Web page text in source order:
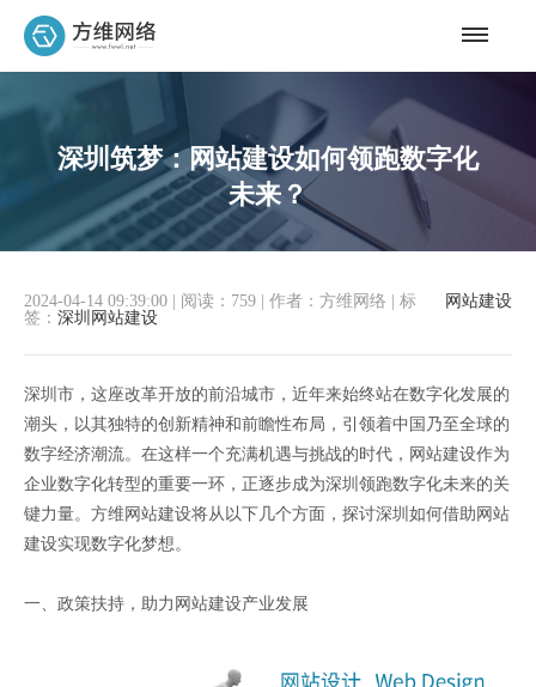
深圳筑梦：网站建设如何领跑数字化
未来？
网站建设
2024-04-14 09:39:00 阅读：759 作者：方维网络
标
签： 深圳网站建设
深圳市，这座改革开放的前沿城市，近年来始终站在数字化发展的
潮头，以其独特的创新精神和前瞻性布局，引领着中国乃至全球的
数字经济潮流。在这样一个充满机遇与挑战的时代，网站建设作为
企业数字化转型的重要一环，正逐步成为深圳领跑数字化未来的关
键力量。方维网站建设将从以下几个方面，探讨深圳如何借助网站
建设实现数字化梦想。
一、政策扶持，助力网站建设产业发展